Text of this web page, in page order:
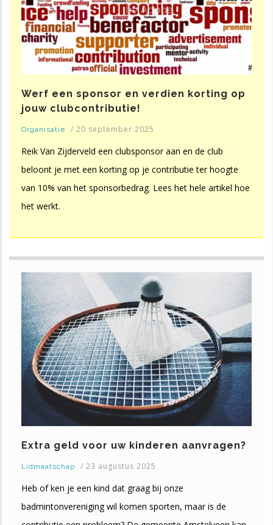
Werf een sponsor en verdien korting op
jouw clubcontributie!
Organisatie / 20 september 2025
Reik Van Zijderveld een clubsponsor aan en de club
beloont je met een korting op je contributie ter hoogte
van 10% van het sponsorbedrag. Lees het hele artikel hoe
het werkt.
Extra geld voor uw kinderen aanvragen?
Lidmaatschap / 23 augustus 2025
Heb of ken je een kind dat graag bij onze
badmintonvereniging wil komen sporten, maar is de